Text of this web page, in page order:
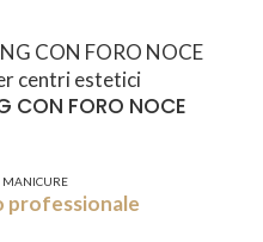
CON FORO NOCE
MANICURE
professionale